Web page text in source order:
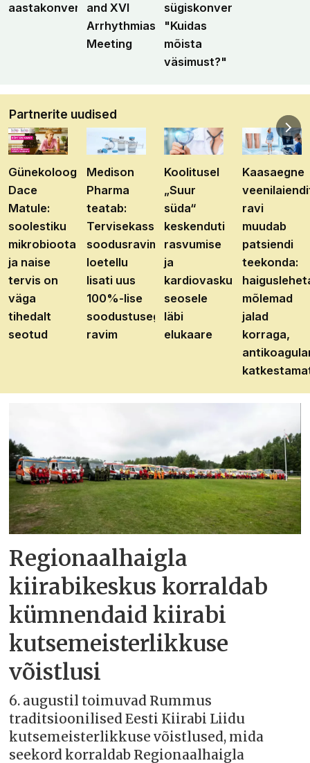
aastakonverentsand XVI
Arrhythmias
Meeting
sügiskonverents
"Kuidas
mõista
väsimust?"
Partnerite uudised
Günekoloog
Dace
Matule:
soolestiku
mikrobioota
ja naise
tervis on
väga
tihedalt
seotud
Medison
Pharma
teatab:
Tervisekassa
soodusravimite
loetellu
lisati uus
100%-lise
soodustusega
ravim
Koolitusel
„Suur
süda“
keskenduti
rasvumise
ja
kardiovaskulaarhaiguste
seosele
läbi
elukaare
Kaasaegne
ravi
muudab
patsiendi
teekonda:
mõlemad
jalad
korraga,
Regionaalhaigla
kiirabikeskus korraldab
kümnendaid kiirabi
kutsemeisterlikkuse
võistlusi
6. augustil toimuvad Rummus
traditsioonilised Eesti Kiirabi Liidu
kutsemeisterlikkuse võistlused, mida
seekord korraldab Regionaalhaigla